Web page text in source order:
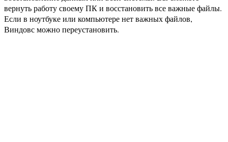
вернуть работу своему ПК и восстановить все важные файлы.
Если в ноутбуке или компьютере нет важных файлов,
Виндовс можно переустановить.